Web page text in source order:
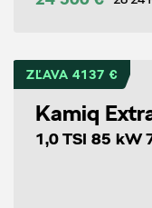
ZĽAVA 4137 €
Kamiq
1,0 TSI 85 kW